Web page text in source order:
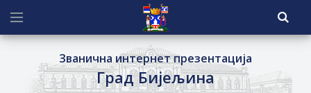
Званична интернет презентација
Град Бијељина